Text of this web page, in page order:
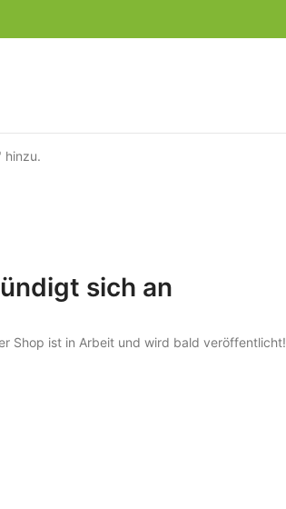
hinzu.
sich an
Shop ist in Arbeit und wird bald veröffentlicht!